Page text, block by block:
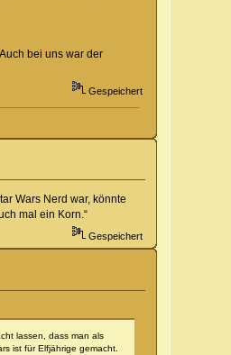
bei uns war der
Gespeichert
Wars Nerd war, könnte
mal ein Korn.“
Gespeichert
lassen, dass man als
ist für Elfjährige gemacht.